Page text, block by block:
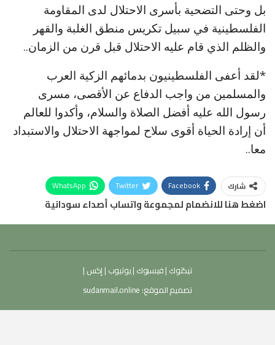
بل وحتى التضحية بأسرى الاحتلال لدى المقاومة
الفلسطينية في سبيل تكريس منطق الغلبة والقهر
والظلم الذي قام عليه الاحتلال قبل قرن من الزمان..
*لقد أعفى الفلسطينيون بدمائهم الزكية العرب
والمسلمين من واجب الدفاع عن الأقصى، مسرى
رسول الله عليه أفضل الصلاة والسلام، وأكدوا للعالم
أن إرادة الحياة أقوى سلاح لمواجهة الاحتلال والاستبداد
معا..
شارك Facebook
Twitter
WhatsApp
اضغط هنا للانضمام لمجموعة واتساب أصداء سودانية
تيكتوك |فيسبوك |يوتيوب |إكس |
تصميم الموقع: sudanmail.online